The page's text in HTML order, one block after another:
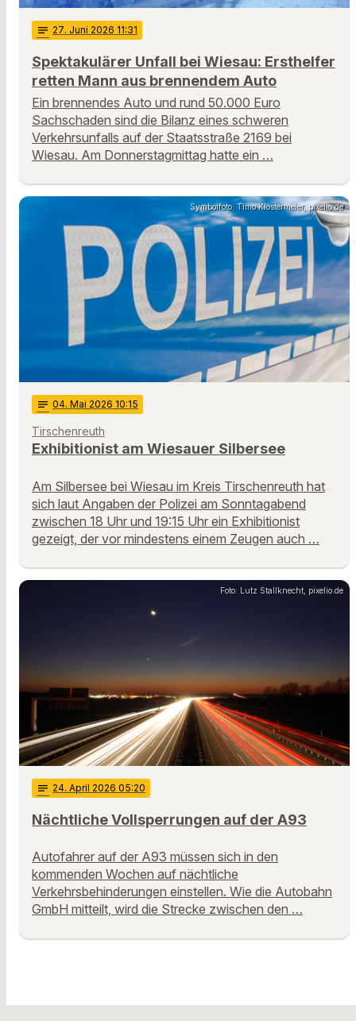
notes 27. Juni 2026 11:31
Spektakulärer Unfall bei Wiesau: Ersthelfer
retten Mann aus brennendem Auto
Ein brennendes Auto und rund 50.000 Euro
Sachschaden sind die Bilanz eines schweren
Verkehrsunfalls auf der Staatsstraße 2169 bei
Wiesau. Am Donnerstagmittag hatte ein …
Symbolfoto: Timo Klostermeier, pixelio.de
notes 04. Mai 2026 10:15
Tirschenreuth
Exhibitionist am Wiesauer Silbersee
Am Silbersee bei Wiesau im Kreis Tirschenreuth hat
sich laut Angaben der Polizei am Sonntagabend
zwischen 18 Uhr und 19:15 Uhr ein Exhibitionist
gezeigt, der vor mindestens einem Zeugen auch …
Foto: Lutz Stallknecht, pixelio.de
notes 24. April 2026 05:20
Nächtliche Vollsperrungen auf der A93
Autofahrer auf der A93 müssen sich in den
kommenden Wochen auf nächtliche
Verkehrsbehinderungen einstellen. Wie die Autobahn
GmbH mitteilt, wird die Strecke zwischen den …